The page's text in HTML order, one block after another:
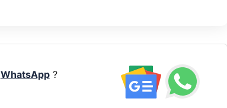
WhatsApp?